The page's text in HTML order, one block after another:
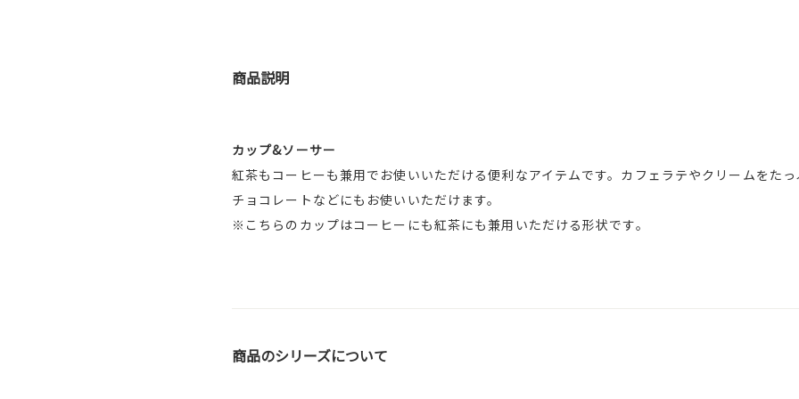
商品説明
カップ&ソーサー
紅茶もコーヒーも兼用でお使いいただける便利なアイテムです。カフェラテやクリームをた
チョコレートなどにもお使いいただけます。
※こちらのカップはコーヒーにも紅茶にも兼用いただける形状です。
商品のシリーズについて